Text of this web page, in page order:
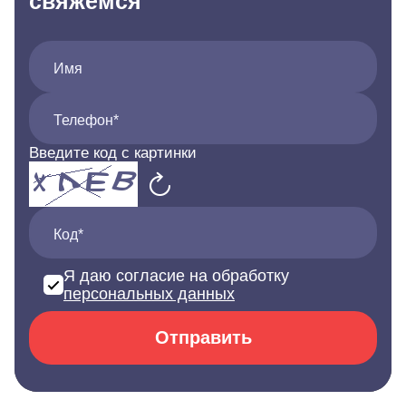
Имя
Телефон*
Введите код с картинки
Код*
Я даю согласие на обработку
персональных данных
Отправить